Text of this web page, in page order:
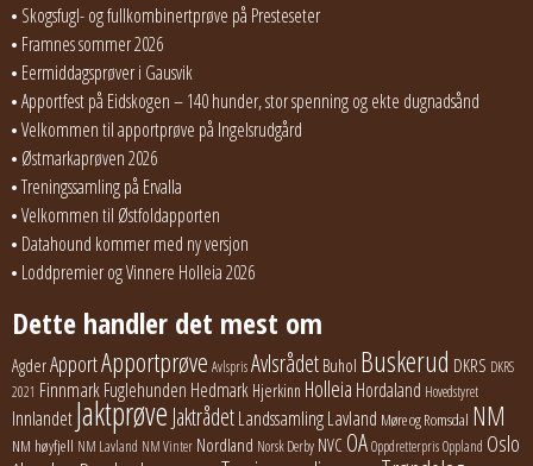
Skogsfugl- og fullkombinertprøve på Presteseter
Framnes sommer 2026
Eermiddagsprøver i Gausvik
Apportfest på Eidskogen – 140 hunder, stor spenning og ekte dugnadsånd
Velkommen til apportprøve på Ingelsrudgård
Østmarkaprøven 2026
Treningssamling på Ervalla
Velkommen til Østfoldapporten
Datahound kommer med ny versjon
Loddpremier og Vinnere Holleia 2026
Dette handler det mest om
AgderApportApportprøve AvlsprisAvlsrådet Buhol Buskerud DKRS DKRS
2021 FinnmarkFuglehunden Hedmark Hjerkinn Holleia Hordaland Hovedstyret
InnlandetJaktprøve JaktrådetLandssamlingLavland Møre og Romsdal NM
NM høyfjell NM Lavland NM Vinter Nordland Norsk Derby NVC OAOppdretterprisOppland Oslo